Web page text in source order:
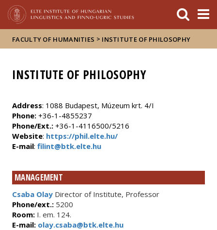
FACULTY OF HUMANITIES > INSTITUTE OF PHILOSOPHY
INSTITUTE OF PHILOSOPHY
Address: 1088 Budapest, Múzeum krt. 4/I
Phone: +36-1-4855237
Phone/Ext.: +36-1-4116500/5216
Website: https://phil.elte.hu/
E-mail: filint@btk.elte.hu
MANAGEMENT
Csaba Olay Director of Institute, Professor
Phone/ext.: 5200
Room: I. em. 124.
E-mail: olay.csaba@btk.elte.hu